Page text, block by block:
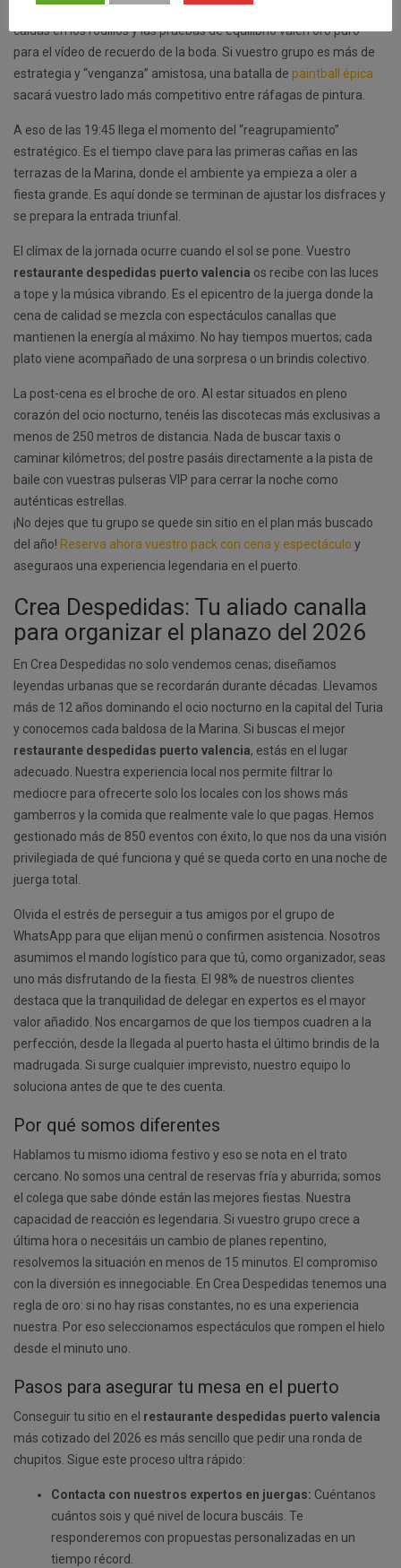
humor amarilloes el rey absoluto de las tardes en Valencia. Esas
caídas en los rodillos y las pruebas de equilibrio valen oro puro
para el vídeo de recuerdo de la boda. Si vuestro grupo es más de
estrategia y “venganza” amistosa, una batalla de paintball épica
sacará vuestro lado más competitivo entre ráfagas de pintura.
A eso de las 19:45 llega el momento del “reagrupamiento”
estratégico. Es el tiempo clave para las primeras cañas en las
terrazas de la Marina, donde el ambiente ya empieza a oler a
fiesta grande. Es aquí donde se terminan de ajustar los disfraces y
se prepara la entrada triunfal.
El clímax de la jornada ocurre cuando el sol se pone. Vuestro
restaurante despedidas puerto valencia os recibe con las luces
a tope y la música vibrando. Es el epicentro de la juerga donde la
cena de calidad se mezcla con espectáculos canallas que
mantienen la energía al máximo. No hay tiempos muertos; cada
plato viene acompañado de una sorpresa o un brindis colectivo.
La post-cena es el broche de oro. Al estar situados en pleno
corazón del ocio nocturno, tenéis las discotecas más exclusivas a
menos de 250 metros de distancia. Nada de buscar taxis o
caminar kilómetros; del postre pasáis directamente a la pista de
baile con vuestras pulseras VIP para cerrar la noche como
auténticas estrellas.
¡No dejes que tu grupo se quede sin sitio en el plan más buscado
del año! Reserva ahora vuestro pack con cena y espectáculo y
aseguraos una experiencia legendaria en el puerto.
Crea Despedidas: Tu aliado canalla
para organizar el planazo del 2026
En Crea Despedidas no solo vendemos cenas; diseñamos
leyendas urbanas que se recordarán durante décadas. Llevamos
más de 12 años dominando el ocio nocturno en la capital del Turia
y conocemos cada baldosa de la Marina. Si buscas el mejor
restaurante despedidas puerto valencia, estás en el lugar
adecuado. Nuestra experiencia local nos permite filtrar lo
mediocre para ofrecerte solo los locales con los shows más
gamberros y la comida que realmente vale lo que pagas. Hemos
gestionado más de 850 eventos con éxito, lo que nos da una visión
privilegiada de qué funciona y qué se queda corto en una noche de
juerga total.
Olvida el estrés de perseguir a tus amigos por el grupo de
WhatsApp para que elijan menú o confirmen asistencia. Nosotros
asumimos el mando logístico para que tú, como organizador, seas
uno más disfrutando de la fiesta. El 98% de nuestros clientes
destaca que la tranquilidad de delegar en expertos es el mayor
valor añadido. Nos encargamos de que los tiempos cuadren a la
perfección, desde la llegada al puerto hasta el último brindis de la
madrugada. Si surge cualquier imprevisto, nuestro equipo lo
soluciona antes de que te des cuenta.
Por qué somos diferentes
Hablamos tu mismo idioma festivo y eso se nota en el trato
cercano. No somos una central de reservas fría y aburrida; somos
el colega que sabe dónde están las mejores fiestas. Nuestra
capacidad de reacción es legendaria. Si vuestro grupo crece a
última hora o necesitáis un cambio de planes repentino,
resolvemos la situación en menos de 15 minutos. El compromiso
con la diversión es innegociable. En Crea Despedidas tenemos una
regla de oro: si no hay risas constantes, no es una experiencia
nuestra. Por eso seleccionamos espectáculos que rompen el hielo
desde el minuto uno.
Pasos para asegurar tu mesa en el puerto
Conseguir tu sitio en el restaurante despedidas puerto valencia
más cotizado del 2026 es más sencillo que pedir una ronda de
chupitos. Sigue este proceso ultra rápido:
Contacta con nuestros expertos en juergas: Cuéntanos
cuántos sois y qué nivel de locura buscáis. Te
responderemos con propuestas personalizadas en un
tiempo récord.